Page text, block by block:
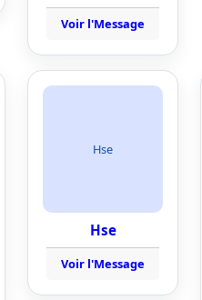
Voir l'Message
Hse
Hse
Voir l'Message